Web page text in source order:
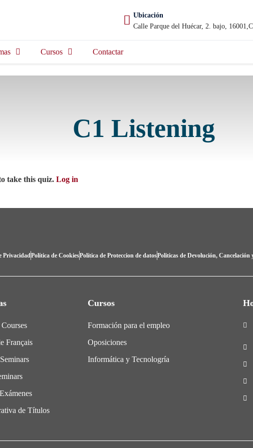
Ubicación
Calle Parque del Huécar, 2. bajo,
Cursos Contactar
C1 Listening
take this quiz. Log in
PrivacidadPolítica de CookiesPolítica de Proteccion de datosPoliticas de Devolución, Cancelación
Français
de Títulos
Cursos
Formación para el empleo
Oposiciones
Informática y Tecnologría